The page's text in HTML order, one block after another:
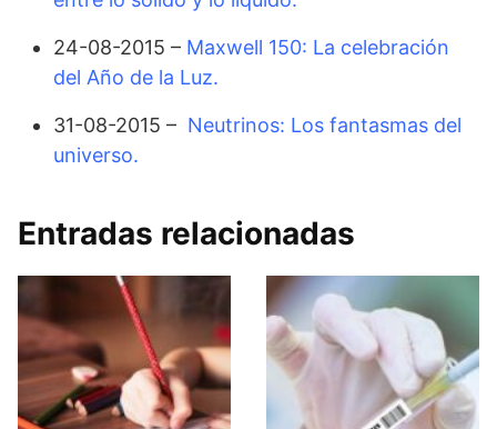
24-08-2015 – Maxwell 150: La celebración
del Año de la Luz.
31-08-2015 – Neutrinos: Los fantasmas del
universo.
Entradas relacionadas